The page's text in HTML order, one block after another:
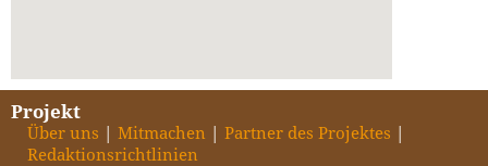
Projekt
Über uns Mitmachen
Partner des Projektes
Redaktionsrichtlinien